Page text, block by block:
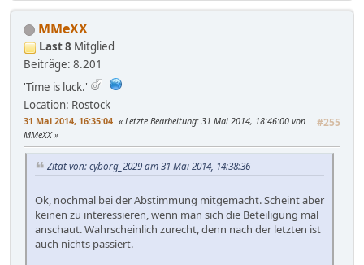
MMeXX
Last 8 Mitglied
Beiträge: 8.201
'Time is luck.'
Location: Rostock
31 Mai 2014, 16:35:04 #255
Letzte Bearbeitung: 31 Mai 2014, 18:46:00 von
MMeXX
Zitat von: cyborg_2029 am 31 Mai 2014, 14:38:36
Ok, nochmal bei der Abstimmung mitgemacht. Scheint aber
keinen zu interessieren, wenn man sich die Beteiligung mal
anschaut. Wahrscheinlich zurecht, denn nach der letzten ist
auch nichts passiert.